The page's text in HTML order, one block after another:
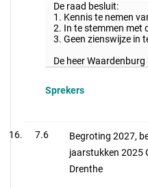
De raad besluit:
1. Kennis te nemen
2. In te stemmen met
3. Geen zienswijze in
De heer
Sprekers
7.6
Begroting 2027,
jaarstukken 2025
Drenthe